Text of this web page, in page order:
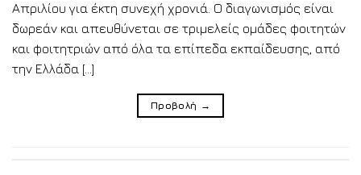
Απριλίου για έκτη συνεχή χρονιά. Ο διαγωνισμός είναι
δωρεάν και απευθύνεται σε τριμελείς ομάδες φοιτητών
και φοιτητριών από όλα τα επίπεδα εκπαίδευσης, από
την Ελλάδα […]
Προβολή →